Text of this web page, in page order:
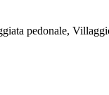
pedonale,